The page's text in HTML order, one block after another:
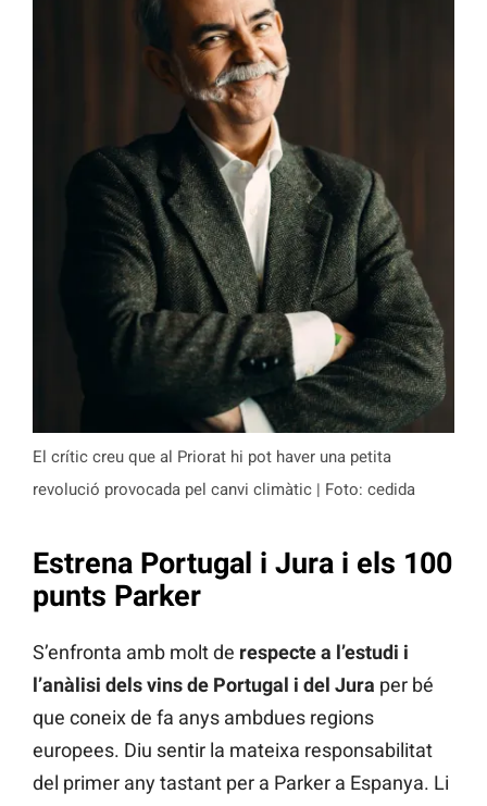
El crític creu que al Priorat hi pot haver una petita
revolució provocada pel canvi climàtic | Foto: cedida
Estrena Portugal i Jura i els 100
punts Parker
S’enfronta amb molt de respecte a l’estudi i
l’anàlisi dels vins de Portugal i del Jura per bé
que coneix de fa anys ambdues regions
europees. Diu sentir la mateixa responsabilitat
del primer any tastant per a Parker a Espanya. Li